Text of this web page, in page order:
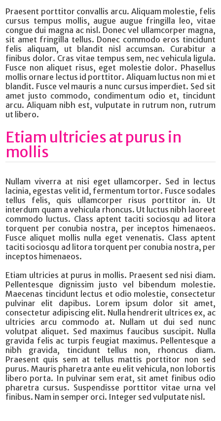
Praesent porttitor convallis arcu. Aliquam molestie, felis
cursus tempus mollis, augue augue fringilla leo, vitae
congue dui magna ac nisl. Donec vel ullamcorper magna,
sit amet fringilla tellus. Donec commodo eros tincidunt
felis aliquam, ut blandit nisl accumsan. Curabitur a
finibus dolor. Cras vitae tempus sem, nec vehicula ligula.
Fusce non aliquet risus, eget molestie dolor. Phasellus
mollis ornare lectus id porttitor. Aliquam luctus non mi et
blandit. Fusce vel mauris a nunc cursus imperdiet. Sed sit
amet justo commodo, condimentum odio et, tincidunt
arcu. Aliquam nibh est, vulputate in rutrum non, rutrum
ut libero.
Etiam ultricies at purus in
mollis
Nullam viverra at nisi eget ullamcorper. Sed in lectus
lacinia, egestas velit id, fermentum tortor. Fusce sodales
tellus felis, quis ullamcorper risus porttitor in. Ut
interdum quam a vehicula rhoncus. Ut luctus nibh laoreet
commodo luctus. Class aptent taciti sociosqu ad litora
torquent per conubia nostra, per inceptos himenaeos.
Fusce aliquet mollis nulla eget venenatis. Class aptent
taciti sociosqu ad litora torquent per conubia nostra, per
inceptos himenaeos.
Etiam ultricies at purus in mollis. Praesent sed nisi diam.
Pellentesque dignissim justo vel bibendum molestie.
Maecenas tincidunt lectus et odio molestie, consectetur
pulvinar elit dapibus. Lorem ipsum dolor sit amet,
consectetur adipiscing elit. Nulla hendrerit ultrices ex, ac
ultricies arcu commodo at. Nullam ut dui sed nunc
volutpat aliquet. Sed maximus faucibus suscipit. Nulla
gravida felis ac turpis feugiat maximus. Pellentesque a
nibh gravida, tincidunt tellus non, rhoncus diam.
Praesent quis sem at tellus mattis porttitor non sed
purus. Mauris pharetra ante eu elit vehicula, non lobortis
libero porta. In pulvinar sem erat, sit amet finibus odio
pharetra cursus. Suspendisse porttitor vitae urna vel
finibus. Nam in semper orci. Integer sed vulputate nisl.